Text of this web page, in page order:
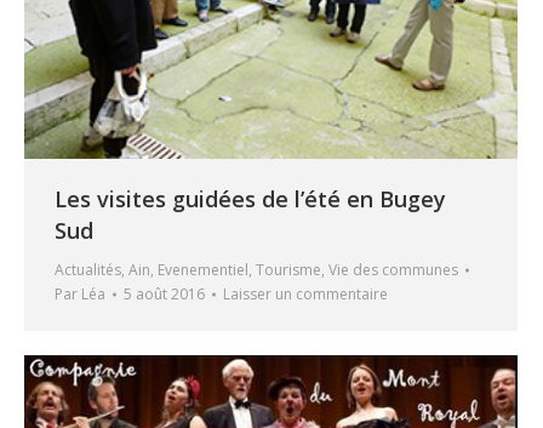
Les visites guidées de l’été en Bugey
Sud
Actualités, Ain, Evenementiel, Tourisme, Vie des communes
Par Léa 5 août 2016 Laisser un commentaire